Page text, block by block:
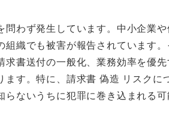
問わず発生しています。中小企業
組織でも被害が報告されています
求書送付の一般化、業務効率を優
ます。特に、請求書 偽造 リスクに
ないうちに犯罪に巻き込まれる可